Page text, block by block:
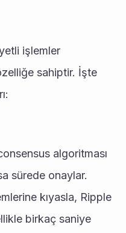
işlemler
sahiptir. İşte
sürede onaylar.
birkaç saniye